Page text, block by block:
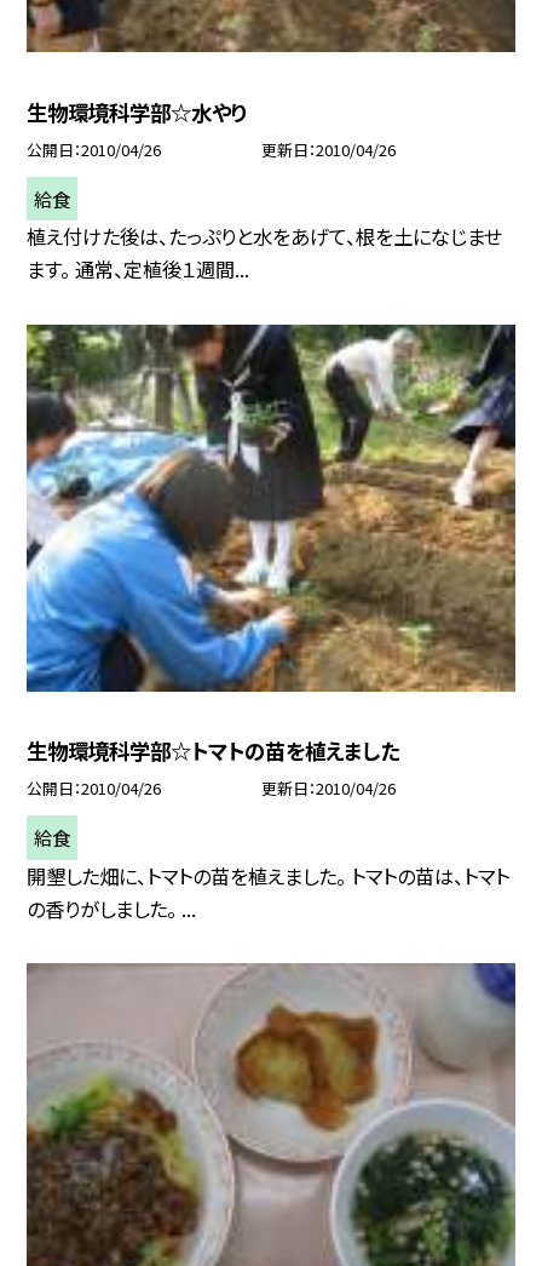
生物環境科学部☆水やり
公開日 2010/04/26 更新日 2010/04/26
給食
植え付けた後は、たっぷりと水をあげて、根を土になじませ
ます。 通常、定植後１週間...
生物環境科学部☆トマトの苗を植えました
公開日 2010/04/26 更新日 2010/04/26
給食
開墾した畑に、トマトの苗を植えました。 トマトの苗は、トマト
の香りがしました。 ...